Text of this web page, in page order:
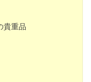
貴重品